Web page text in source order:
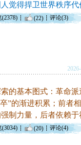
觉得捍卫世界秩序
(2378) (22) 评论(3)
基本图式：革命派
”的渐进积累；前者
制力量，后者依赖
(3034) (20) 评论(4)